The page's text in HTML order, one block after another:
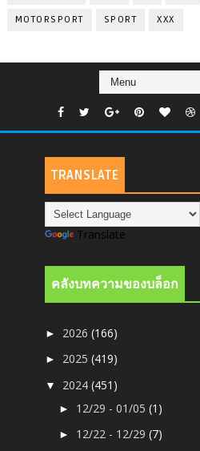
MOTORSPORT SPORT XXX
TRANSLATE
Translate
คลังบทความของบล็อก
► 2026(166)
► 2025(419)
▼ 2024(451)
► 12/29 - 01/05(1)
► 12/22 - 12/29(7)